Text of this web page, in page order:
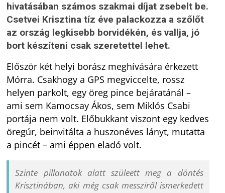
hivatásában számos szakmai díjat zsebelt be.
Csetvei Krisztina tíz éve palackozza a szőlőt
az ország legkisebb borvidékén, és vallja, jó
bort készíteni csak szeretettel lehet.
Először két helyi borász meghívására érkezett
Mórra. Csakhogy a GPS megviccelte, rossz
helyen parkolt, egy öreg pince bejáratánál –
ami sem Kamocsay Ákos, sem Miklós Csabi
portája nem volt. Előbukkant viszont egy kedves
öregúr, beinvitálta a huszonéves lányt, mutatta
a pincét – ami éppen eladó volt.
Szinte pillanatok alatt szüleett meg a döntés
Krisztinában, aki még csak messziről ismerkedett